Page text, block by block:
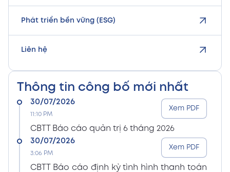
Phát triển bền vững (ESG)
Liên hệ
Thông tin công bố mới nhất
30/07/2026
11:10 PM
CBTT Báo cáo quản trị 6 tháng 2026
Xem PDF
30/07/2026
3:06 PM
CBTT Báo cáo định kỳ tình hình thanh toán
Xem PDF